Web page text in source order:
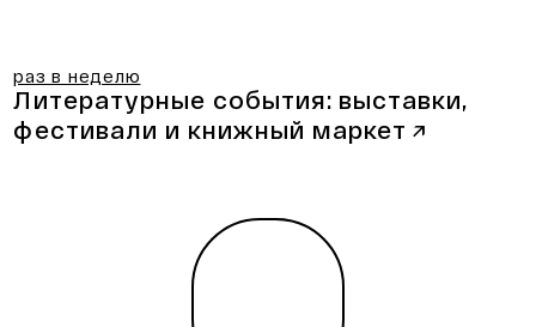
раз в неделю
Литературные события: выставки,
фестивали и книжный маркет ↗